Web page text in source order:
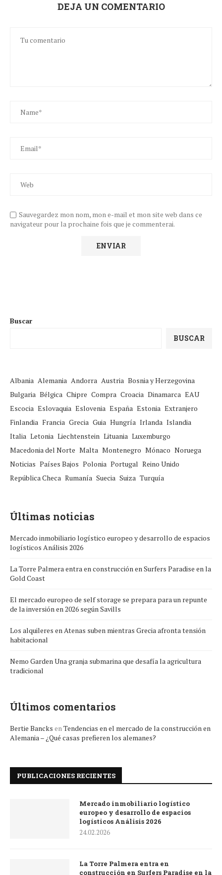
DEJA UN COMENTARIO
Sauvegardez mon nom, mon e-mail et mon site web dans ce
navigateur pour la prochaine fois que je commenterai.
Buscar
BUSCAR
Albania Alemania Andorra Austria Bosnia y Herzegovina
Bulgaria Bélgica Chipre Compra Croacia Dinamarca EAU
Escocia Eslovaquia Eslovenia España Estonia Extranjero
Finlandia Francia Grecia Guia Hungría Irlanda Islandia
Italia Letonia Liechtenstein Lituania Luxemburgo
Macedonia del Norte Malta Montenegro Mónaco Noruega
Noticias Países Bajos Polonia Portugal Reino Unido
República Checa Rumanía Suecia Suiza Turquía
Últimas noticias
Mercado inmobiliario logístico europeo y desarrollo de espacios
logísticos Análisis 2026
La Torre Palmera entra en construcción en Surfers Paradise en la
Gold Coast
El mercado europeo de self storage se prepara para un repunte
de la inversión en 2026 según Savills
Los alquileres en Atenas suben mientras Grecia afronta tensión
habitacional
Nemo Garden Una granja submarina que desafía la agricultura
tradicional
Últimos comentarios
Bertie Bancks enTendencias en el mercado de la construcción en
Alemania – ¿Qué casas prefieren los alemanes?
PUBLICACIONES RECIENTES
Mercado inmobiliario logístico
europeo y desarrollo de espacios
logísticos Análisis 2026
24.02.2026
La Torre Palmera entra en
construcción en Surfers Paradise en la